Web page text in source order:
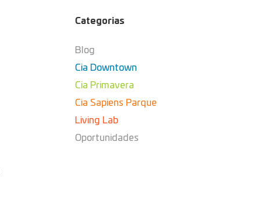
Categorias
Blog
Cia Downtown
Cia Primavera
Cia Sapiens Parque
Living Lab
Oportunidades